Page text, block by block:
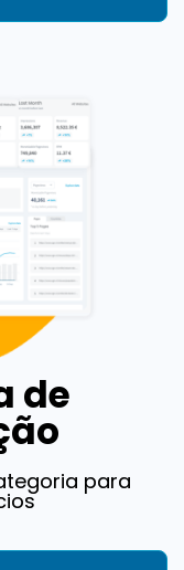
de
para